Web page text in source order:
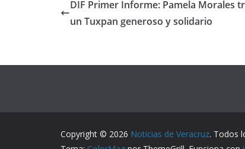
DIF Primer Informe: Pamela Morales
un Tuxpan generoso y solidario
Copyright © 2026 Noticias de Veracruz. Todos